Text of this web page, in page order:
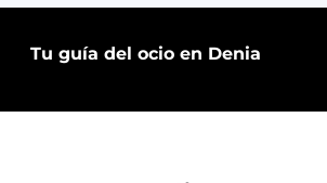
Tu guía del ocio en Denia